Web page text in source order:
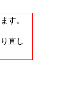
す。
直し